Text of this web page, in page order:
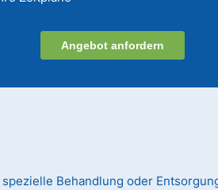
Angebot anfordern
Behandlung oder